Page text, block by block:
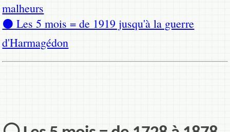
malheurs
⚫ Les 5 mois = de 1919 jusqu'à la guerre
d'Harmagédon